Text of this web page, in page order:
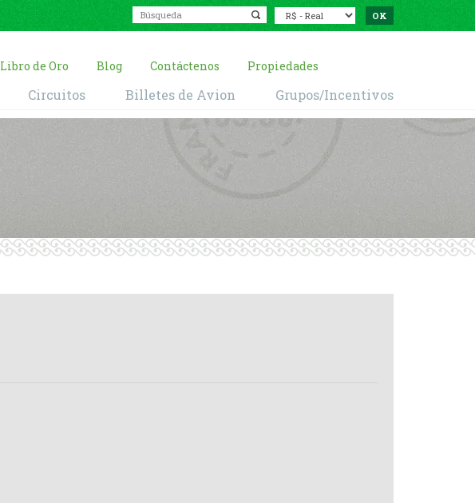
Libro de Oro Blog Contáctenos Propiedades
Circuitos Billetes de Avion Grupos/Incentivos